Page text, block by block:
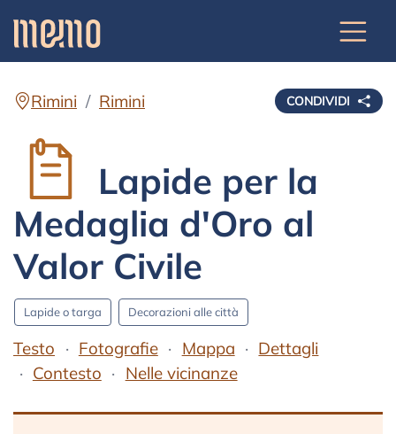
CONDIVIDI
Rimini Rimini
Lapide per la
Medaglia d'Oro al
Valor Civile
Lapide o targa Decorazioni alle città
Testo Fotografie Mappa
Dettagli
Contesto
Nelle vicinanze